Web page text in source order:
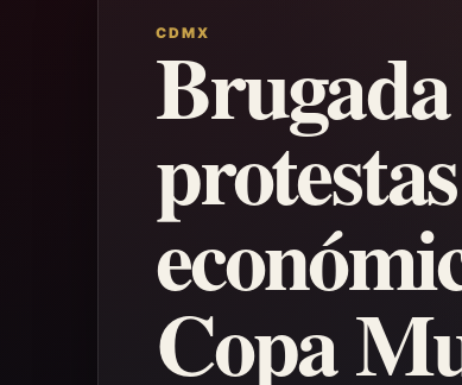
CDMX
Copa